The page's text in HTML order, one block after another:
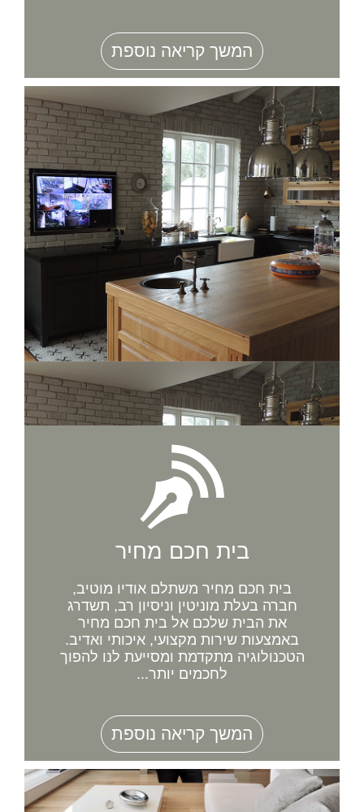
המשך קריאה נוספת
בית חכם מחיר
בית חכם מחיר משתלם אודיו מוטיב,
חברה בעלת מוניטין וניסיון רב, תשדרג
את הבית שלכם אל בית חכם מחיר
באמצעות שירות מקצועי, איכותי ואדיב.
הטכנולוגיה מתקדמת ומסייעת לנו להפוך
לחכמים יותר...
המשך קריאה נוספת